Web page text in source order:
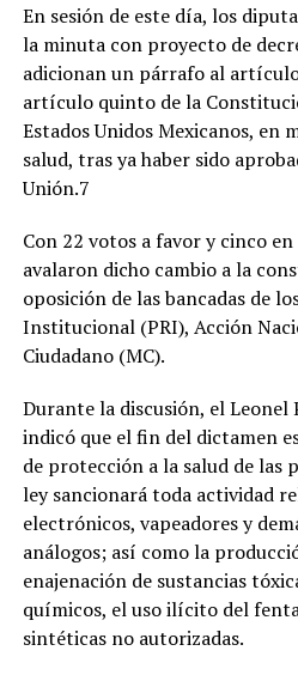
En sesión de este día, los
la minuta con proyecto de
adicionan un párrafo al
artículo quinto de la
Estados Unidos Mexicanos, en
salud, tras ya haber sido
Unión.7
Con 22 votos a favor y cinco
avalaron dicho cambio a la
oposición de las bancadas de
Institucional (PRI), Acción
Ciudadano (MC).
Durante la discusión, el Leonel
indicó que el fin del dictamen
de protección a la salud de las
ley sancionará toda actividad
electrónicos, vapeadores y
análogos; así como la
enajenación de sustancias
químicos, el uso ilícito del
sintéticas no autorizadas.